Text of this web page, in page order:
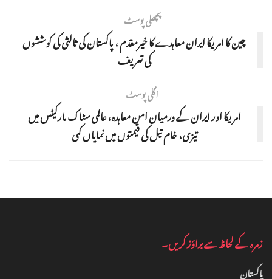
پچھلی پوسٹ
چین کا امریکا ایران معاہدے کا خیرمقدم ، پاکستان کی ثالثی کی کوششوں
کی تعریف
اگلی پوسٹ
امریکا اور ایران کے درمیان امن معاہدہ، عالمی سٹاک مارکیٹس میں
تیزی، خام تیل کی قیمتوں میں نمایاں کمی
زمرہ کے لحاظ سے براؤز کریں۔
پاکستان